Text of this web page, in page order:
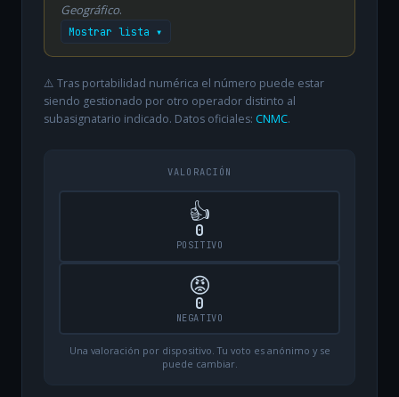
Geográfico.
Mostrar lista ▾
⚠️ Tras portabilidad numérica el número puede estar
siendo gestionado por otro operador distinto al
subasignatario indicado. Datos oficiales: CNMC.
VALORACIÓN
👍
0
POSITIVO
😡
0
NEGATIVO
Una valoración por dispositivo. Tu voto es anónimo y se
puede cambiar.